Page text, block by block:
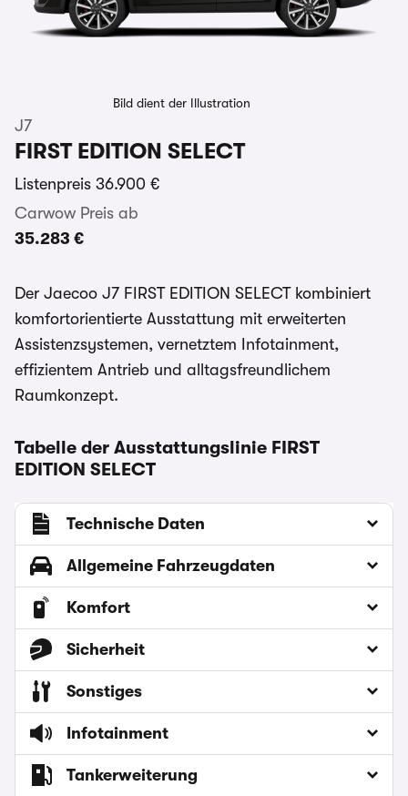
Bild dient der Illustration
J7
FIRST EDITION SELECT
Listenpreis 36.900 €
Carwow Preis ab
35.283 €
Der Jaecoo J7 FIRST EDITION SELECT kombiniert
komfortorientierte Ausstattung mit erweiterten
Assistenzsystemen, vernetztem Infotainment,
effizientem Antrieb und alltagsfreundlichem
Raumkonzept.
Tabelle der Ausstattungslinie FIRST
EDITION SELECT
Technische Daten
Allgemeine Fahrzeugdaten
Komfort
Sicherheit
Sonstiges
Infotainment
Tankerweiterung